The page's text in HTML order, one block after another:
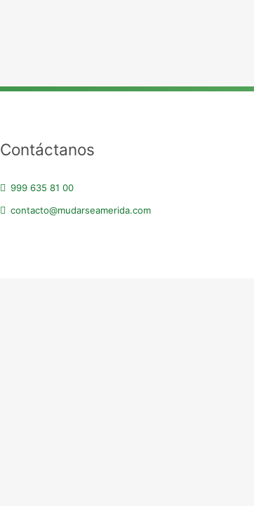
Contáctanos
999 635 81 00
contacto@mudarseamerida.com